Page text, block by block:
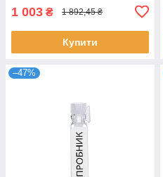
1 003 ₴ 1 892,45 ₴
Купити
–47%